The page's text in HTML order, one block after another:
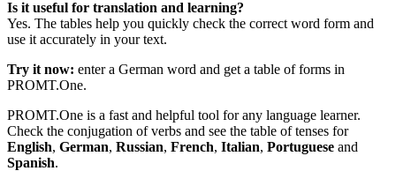
Is it useful for translation and learning?
Yes. The tables help you quickly check the correct word form and
use it accurately in your text.
Try it now: enter a German word and get a table of forms in
PROMT.One.
PROMT.One is a fast and helpful tool for any language learner.
Check the conjugation of verbs and see the table of tenses for
English, German, Russian, French, Italian, Portuguese and
Spanish.